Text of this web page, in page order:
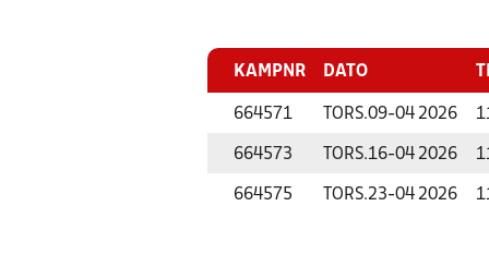
KAMPNR DATO
664571 TORS.09-04 2026
664573 TORS.16-04 2026
664575 TORS.23-04 2026